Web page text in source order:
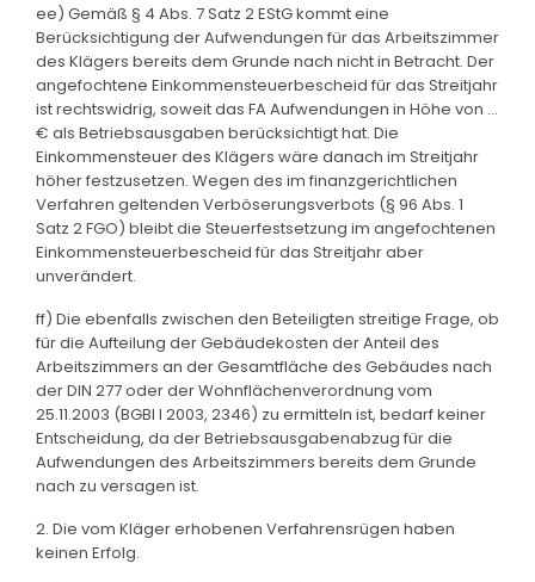
ee) Gemäß § 4 Abs. 7 Satz 2 EStG kommt eine
Berücksichtigung der Aufwendungen für das Arbeitszimmer
des Klägers bereits dem Grunde nach nicht in Betracht. Der
angefochtene Einkommensteuerbescheid für das Streitjahr
ist rechtswidrig, soweit das FA Aufwendungen in Höhe von ...
€ als Betriebsausgaben berücksichtigt hat. Die
Einkommensteuer des Klägers wäre danach im Streitjahr
höher festzusetzen. Wegen des im finanzgerichtlichen
Verfahren geltenden Verböserungsverbots (§ 96 Abs. 1
Satz 2 FGO) bleibt die Steuerfestsetzung im angefochtenen
Einkommensteuerbescheid für das Streitjahr aber
unverändert.
ff) Die ebenfalls zwischen den Beteiligten streitige Frage, ob
für die Aufteilung der Gebäudekosten der Anteil des
Arbeitszimmers an der Gesamtfläche des Gebäudes nach
der DIN 277 oder der Wohnflächenverordnung vom
25.11.2003 (BGBl I 2003, 2346) zu ermitteln ist, bedarf keiner
Entscheidung, da der Betriebsausgabenabzug für die
Aufwendungen des Arbeitszimmers bereits dem Grunde
nach zu versagen ist.
2. Die vom Kläger erhobenen Verfahrensrügen haben
keinen Erfolg.